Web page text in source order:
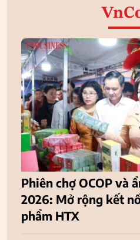
Phiên chợ OCOP và
2026: Mở rộng kết
phẩm HTX